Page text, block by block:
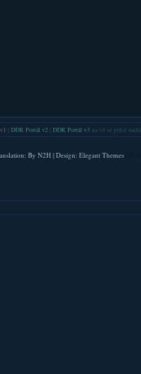
DDR Portál v2| DDR Portál v3na v4 se právě
By N2H| Design: Elegant Themes